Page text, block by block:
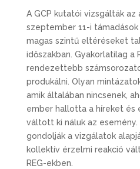
A GCP kutatói vizsgálták az
szeptember 11-i támadások
magas szintű eltéréseket
időszakban. Gyakorlatilag a
rendezettebb
produkálni. Olyan
amik általában nincsenek,
ember hallotta a híreket és
váltott ki náluk az
gondolják a vizgálatok
kollektív érzelmi reakció
REG-ekben.